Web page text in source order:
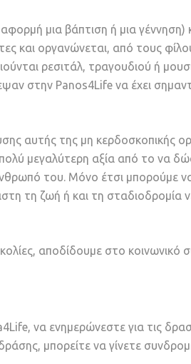
μια βάπτιση ή μια γέννηση)
και οργανώνεται, από τους
ρεσιτάλ, τραγουδιού ή
στην Panos4Life να έχει
αυτής της μη κερδοσκοπικής
μεγαλύτερη αξία από το να
του. Μόνο έτσι μπορούμε
τη ζωή ή και τη σταδιοδρομία
αποδίδουμε στο κοινωνικό
να ενημερώνεστε για τις
μπορείτε να γίνετε